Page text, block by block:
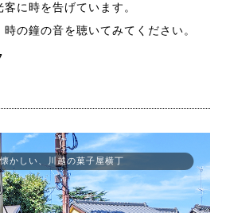
に時を告げています。
の鐘の音を聴いてみてください。
かしい、川越の菓子屋横丁